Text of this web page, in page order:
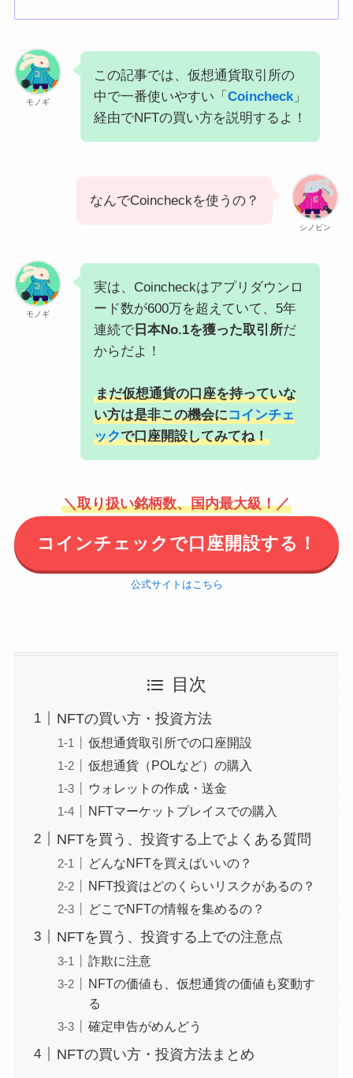
モノギ
この記事では、仮想通貨取引所の
中で一番使いやすい「 Coincheck」
経由でNFTの買い方を説明するよ！
シノビン
なんでCoincheckを使うの？
モノギ
実は、Coincheckはアプリダウンロ
ード数が600万を超えていて、5年
連続で日本No.1を獲った取引所だ
からだよ！
まだ仮想通貨の口座を持っていな
い方は是非この機会にコインチェ
ックで口座開設してみてね！
＼取り扱い銘柄数、国内最大級！／
コインチェックで口座開設する！
公式サイトはこちら
目次
NFTの買い方・投資方法
仮想通貨取引所での口座開設
仮想通貨（POLなど）の購入
ウォレットの作成・送金
NFTマーケットプレイスでの購入
NFTを買う、投資する上でよくある質問
どんなNFTを買えばいいの？
NFT投資はどのくらいリスクがあるの？
どこでNFTの情報を集めるの？
NFTを買う、投資する上での注意点
詐欺に注意
NFTの価値も、仮想通貨の価値も変動す
る
確定申告がめんどう
NFTの買い方・投資方法まとめ